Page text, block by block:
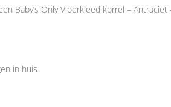
Baby’s Only Vloerkleed korrel – Antraciet
in huis